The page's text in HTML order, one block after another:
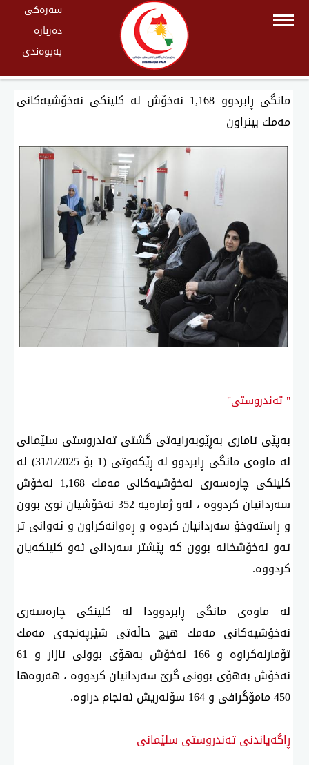
سەرەکی
دەربارە
پەیوەندی
مانگی ڕابردوو 1,168 نەخۆش لە كلینكی نەخۆشیەكانی
مەمك بینراون
" تەندروستی"
بەپێی ئاماری بەڕێوبەرایەتی گشتی تەندروستی سلێمانی
لە ماوەی مانگی ڕابردوو لە ڕێكەوتی (1 بۆ 31/1/2025) لە
كلینكی چارەسەری نەخۆشیەكانی مەمك 1,168 نەخۆش
سەردانیان كردووە ، لەو ژمارەیە 352 نەخۆشیان نوێ بوون
و ڕاستەوخۆ سەردانیان كردوە و ڕەوانەكراون و ئەوانی تر
ئەو نەخۆشخانە بوون كە پێشتر سەردانی ئەو كلینكەیان
كردووە.
لە ماوەی مانگی ڕابردوودا لە كلینكی چارەسەری
نەخۆشیەكانی مەمك هیچ حاڵەتی شێرپەنجەی مەمك
تۆمارنەكراوە و 166 نەخۆش بەهۆی بوونی ئازار و 61
نەخۆش بەهۆی بوونی گرێ سەردانیان كردووە ، هەروەها
450 مامۆگرافی و 164 سۆنەریش ئەنجام دراوە.
ڕاگەیاندنی تەندروستی سلێمانی